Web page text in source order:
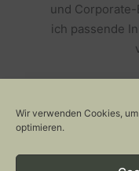
Wir verwenden Cookies,
optimieren.
und
ich passende